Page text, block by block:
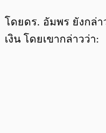
โดยดร. อัมพร ยังกล่า
เงิน โดยเขากล่าวว่า: